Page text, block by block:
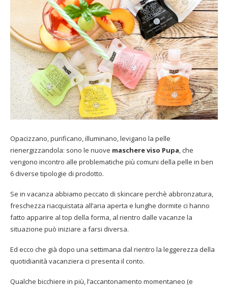
Opacizzano, purificano, illuminano, levigano la pelle
rienergizzandola: sono le nuove maschere viso Pupa, che
vengono incontro alle problematiche più comuni della pelle in ben
6 diverse tipologie di prodotto.
Se in vacanza abbiamo peccato di skincare perchè abbronzatura,
freschezza riacquistata all’aria aperta e lunghe dormite ci hanno
fatto apparire al top della forma, al rientro dalle vacanze la
situazione può iniziare a farsi diversa.
Ed ecco che già dopo una settimana dal rientro la leggerezza della
quotidianità vacanziera ci presenta il conto.
Qualche bicchiere in più, l’accantonamento momentaneo (e